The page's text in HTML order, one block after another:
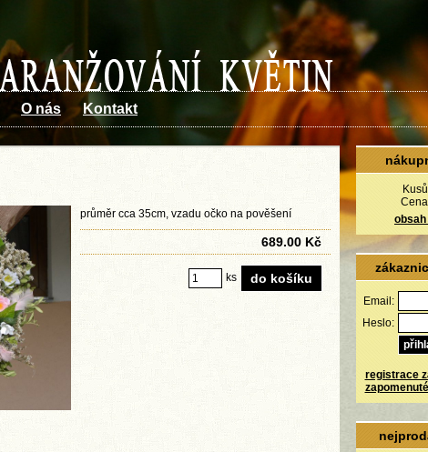
O nás Kontakt
Email:
Heslo:
registrace
průměr cca 35cm, vzadu očko na pověšení
689.00 Kč
ks